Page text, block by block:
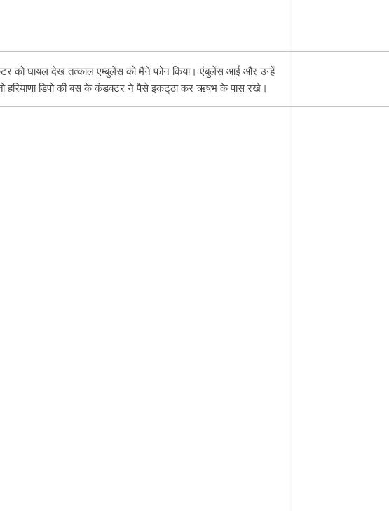
को घायल देख तत्काल एम्बुलेंस को मैंने फोन किया। एंबुलेंस आई और उन्हें
हरियाणा डिपो की बस के कंडक्टर ने पैसे इकट्‌ठा कर ऋषभ के पास रखे।